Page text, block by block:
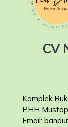
CV
Komplek
PHH
Email: